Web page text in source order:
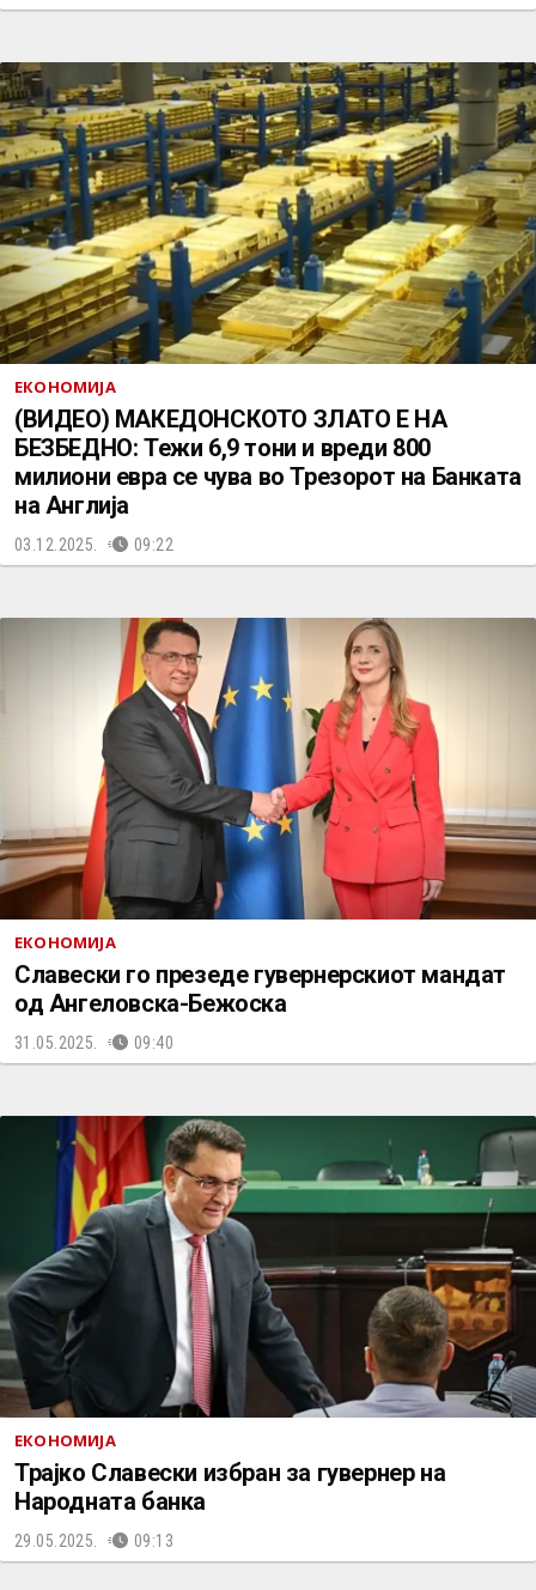
ЕКОНОМИЈА
(ВИДЕО) МАКЕДОНСКОТО ЗЛАТО Е НА
БЕЗБЕДНО: Тежи 6,9 тони и вреди 800
милиони евра се чува во Трезорот на Банката
на Англија
03.12.2025. 09:22
ЕКОНОМИЈА
Славески го презеде гувернерскиот мандат
од Ангеловска-Бежоска
31.05.2025. 09:40
ЕКОНОМИЈА
Трајко Славески избран за гувернер на
Народната банка
29.05.2025. 09:13